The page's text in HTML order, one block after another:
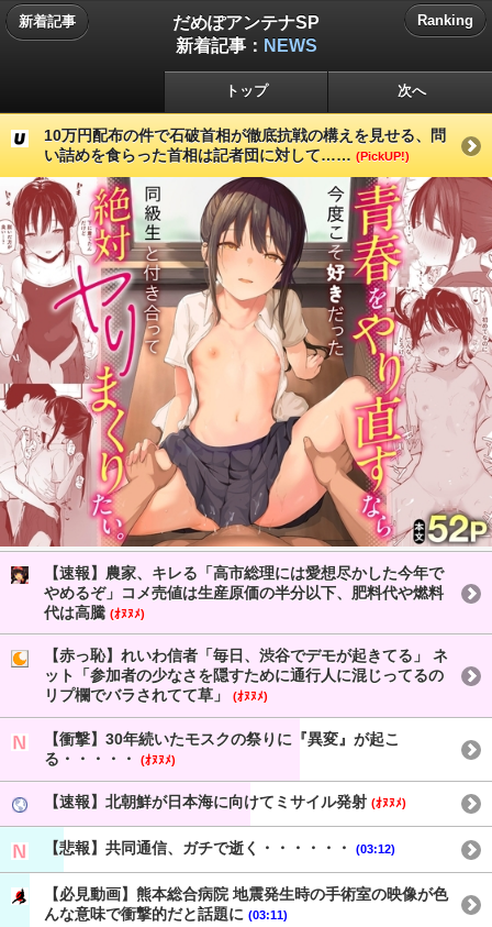
新着記事
だめぽアンテナSP
新着記事： NEWS
Ranking
トップ 次へ
10万円配布の件で石破首相が徹底抗戦の構えを見せる、問
い詰めを食らった首相は記者団に対して…… (PickUP!)
【速報】農家、キレる「高市総理には愛想尽かした今年で
やめるぞ」コメ売値は生産原価の半分以下、肥料代や燃料
代は高騰 (ｵﾇﾇﾒ)
【赤っ恥】れいわ信者「毎日、渋谷でデモが起きてる」 ネ
ット「参加者の少なさを隠すために通行人に混じってるの
リプ欄でバラされてて草」
(ｵﾇﾇﾒ)
【衝撃】30年続いたモスクの祭りに『異変』が起こ
る・・・・・
(ｵﾇﾇﾒ)
【速報】北朝鮮が日本海に向けてミサイル発射 (ｵﾇﾇﾒ)
【悲報】共同通信、ガチで逝く・・・・・・ (03:12)
【必見動画】熊本総合病院 地震発生時の手術室の映像が色
んな意味で衝撃的だと話題に (03:11)